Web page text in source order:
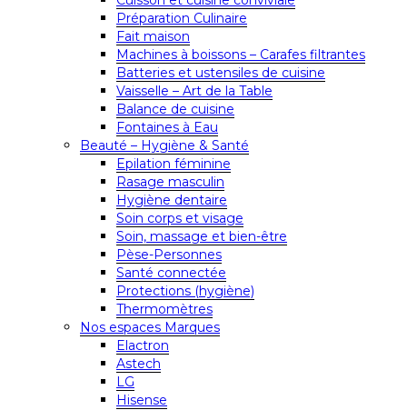
Préparation Culinaire
Fait maison
Machines à boissons – Carafes filtrantes
Batteries et ustensiles de cuisine
Vaisselle – Art de la Table
Balance de cuisine
Fontaines à Eau
Beauté – Hygiène & Santé
Epilation féminine
Rasage masculin
Hygiène dentaire
Soin corps et visage
Soin, massage et bien-être
Pèse-Personnes
Santé connectée
Protections (hygiène)
Thermomètres
Nos espaces Marques
Elactron
Astech
LG
Hisense